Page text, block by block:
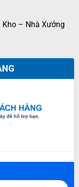
Kho – Nhà Xưởng